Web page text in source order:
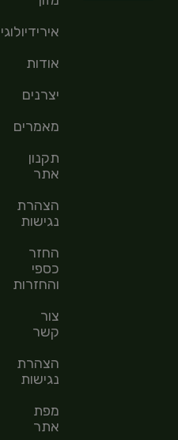
אירידיולוגיה
אודות
יצרנים
מאמרים
תקנון
אתר
הצהרת
נגישות
החזר
כספי
והחזרות
צור
קשר
הצהרת
נגישות
מפת
אתר